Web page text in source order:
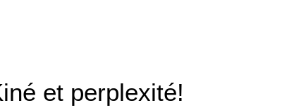
et perplexité!